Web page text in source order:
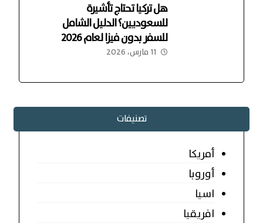
هل تركيا تحتاج تأشيرة
للسعوديين؟ الدليل الشامل
للسفر بدون فيزا لعام 2026
11 مارس، 2026
تصنيفات
أمريكا
أوروبا
اسيا
افريقيا